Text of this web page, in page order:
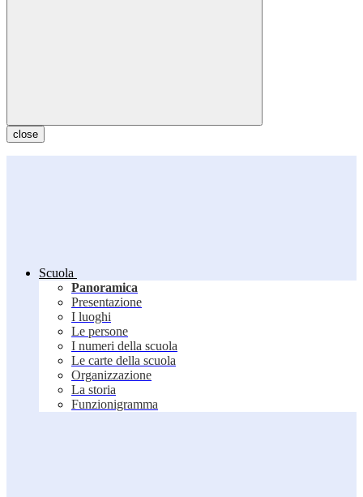
close
Scuola
Panoramica
Presentazione
I luoghi
Le persone
I numeri della scuola
Le carte della scuola
Organizzazione
La storia
Funzionigramma